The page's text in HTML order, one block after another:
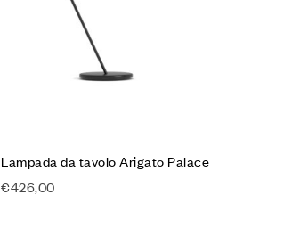
Lampada da tavolo Arigato Palace
€426,00